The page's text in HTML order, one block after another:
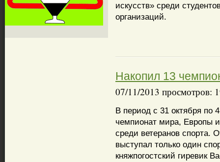
искусств» среди
организаций.
Накопил 13
07/11/2013 просмотров:
В период с 31 октября по
чемпионат мира, Европы
среди ветеранов спорта.
выступал только один
княжпогостский гиревик